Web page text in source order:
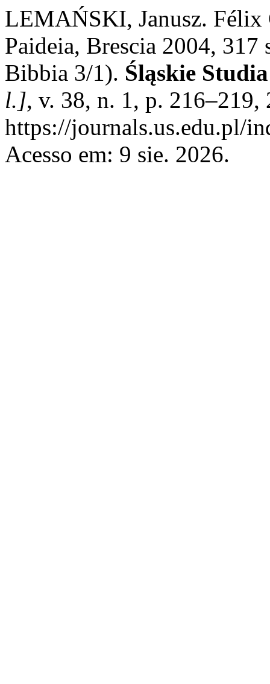
LEMAŃSKI, Janusz. Félix
Paideia, Brescia 2004,
Bibbia 3/1). Śląskie
l.], v. 38, n. 1, p.
https://journals.us.edu.pl/
Acesso em: 9 sie. 2026.